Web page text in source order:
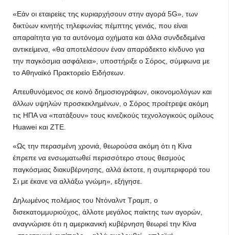
«Εάν οι εταιρείες της κυριαρχήσουν στην αγορά 5G», των
δικτύων κινητής τηλεφωνίας πέμπτης γενιάς, που είναι
απαραίτητα για τα αυτόνομα οχήματα και άλλα συνδεδεμένα
αντικείμενα, «θα αποτελέσουν έναν απαράδεκτο κίνδυνο για
την παγκόσμια ασφάλεια», υποστήριξε ο Σόρος, σύμφωνα με
το Αθηναϊκό Πρακτορείο Ειδήσεων.
Απευθυνόμενος σε κοινό δημοσιογράφων, οικονομολόγων και
άλλων υψηλών προσκεκλημένων, ο Σόρος προέτρεψε ακόμη
τις ΗΠΑ να «πατάξουν» τους κινεζικούς τεχνολογικούς ομίλους
Huawei και ZTE.
«Ως την περασμένη χρονιά, θεωρούσα ακόμη ότι η Κίνα
έπρεπε να ενσωματωθεί περισσότερο στους θεσμούς
παγκόσμιας διακυβέρνησης, αλλά έκτοτε, η συμπεριφορά του
Σι με έκανε να αλλάξω γνώμη», εξήγησε.
Δηλωμένος πολέμιος του Ντόναλντ Τραμπ, ο
δισεκατομμυριούχος, άλλοτε μεγάλος παίκτης των αγορών,
αναγνώρισε ότι η αμερικανική κυβέρνηση θεωρεί την Κίνα